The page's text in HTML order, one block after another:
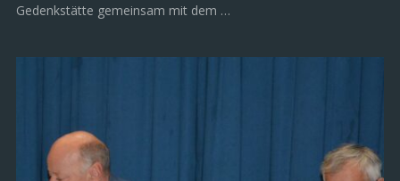
Gedenkstätte gemeinsam mit dem …